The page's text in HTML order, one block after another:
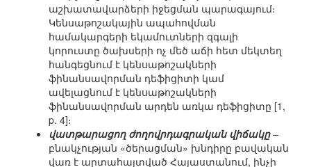
աշխատավարձերի իջեցման պարագայում։
Կենսաթոշակային ապահովման
համակարգերի եկամուտների զգալի
կորուստը ծախսերի ոչ մեծ աճի հետ մեկտեղ
հանգեցնում է կենսաթոշակների
ֆինանսավորման դեֆիցիտի կամ
ավելացնում է կենսաթոշակների
ֆինանսավորման արդեն առկա դեֆիցիտը [1,
p. 4]։
վատթարացող ժողովրդագրական վիճակը–
բնակչության «ծերացման» խնդիրը բավական
վառ է արտահայտված Հայաստանում, ինչի